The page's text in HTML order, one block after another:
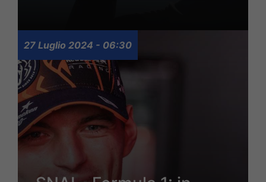
27 Luglio 2024 - 06:30